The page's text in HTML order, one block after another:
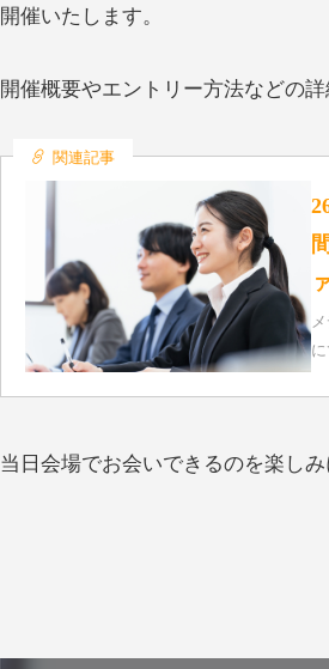
開催いたします。
開催概要やエントリー方法などの詳
関連記事
当日会場でお会いできるのを楽しみ